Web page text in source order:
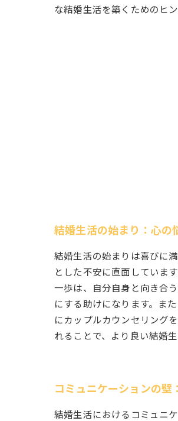
な結婚生活を築くためのヒ
結婚生活の始まり：心の
結婚生活の始まりは喜びに
とした不安に直面していま
一歩は、自分自身と向き合
にする助けになります。ま
にカップルカウンセリング
れることで、より良い結婚
コミュニケーションの壁
結婚生活におけるコミュニ